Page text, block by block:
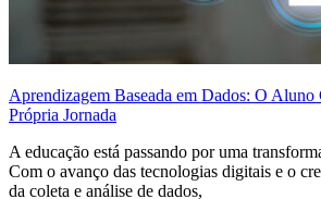
Aprendizagem Baseada em Dados: O Aluno
Própria Jornada
A educação está passando por uma
Com o avanço das tecnologias digitais e o
da coleta e análise de dados,